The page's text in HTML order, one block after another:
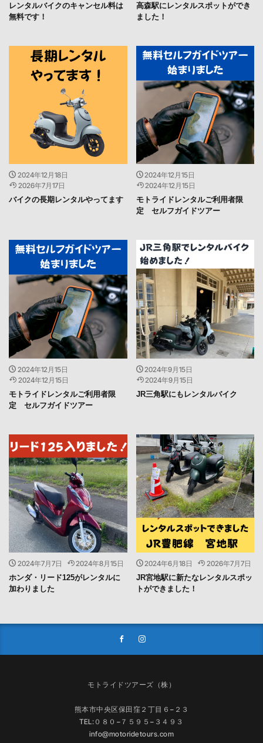
レンタルバイクのキャンセル料は
無料です！
高森駅にレンタルスポットができ
ました！
2024年12月18日
2026年7月17日
バイクの長期レンタルやってます
2024年12月15日
2024年12月15日
モトライドレンタルご利用者限
定 セルフガイドツアー
2024年12月15日
2024年12月15日
モトライドレンタルご利用者限
定 セルフガイドツアー
2024年9月15日
2024年9月15日
JR三角駅にもレンタルバイク
2024年7月7日
2024年8月15日
ホンダ・リード125がレンタルに
加わりました
2024年6月18日
2026年7月7日
JR宮地駅に新たなレンタルスポッ
トができました！
モトライドツアーズ（株）
熊本市中央区保田窪２丁目６−２３
TEL:０８０−７５９５−３４９３
info@motoridetours.com